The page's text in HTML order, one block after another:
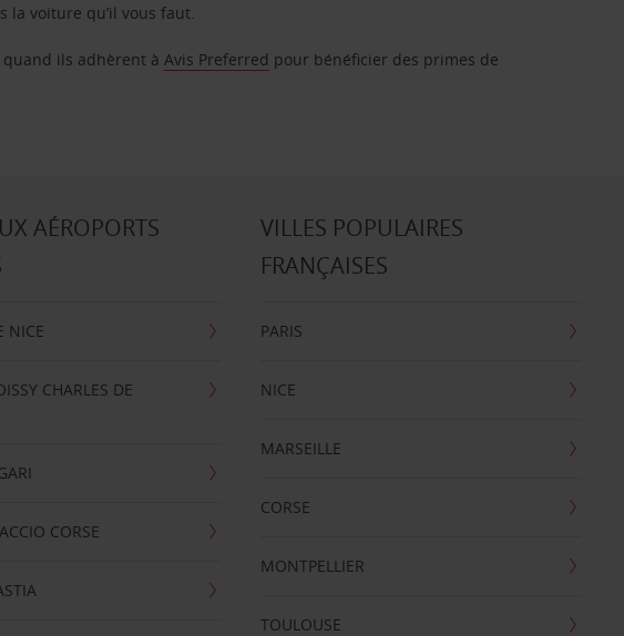
la voiture qu’il vous faut.
quand ils adhèrent àAvis Preferred pour bénéficier des primes de
AÉROPORTS
NICE
CHARLES DE
CORSE
VILLES POPULAIRES
FRANÇAISES
PARIS
NICE
MARSEILLE
CORSE
MONTPELLIER
TOULOUSE